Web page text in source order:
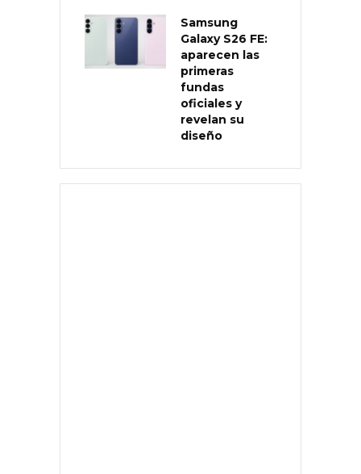
Samsung
Galaxy S26 FE:
aparecen las
primeras
fundas
oficiales y
revelan su
diseño